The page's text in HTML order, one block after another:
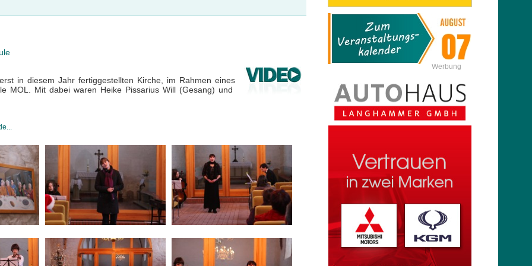
in diesem Jahr fertiggestellten Kirche, im Rahmen eines
MOL. Mit dabei waren Heike Pissarius Will (Gesang) und
Werbung